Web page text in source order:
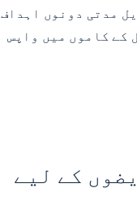
مدتی دونوں اہداف
کے کاموں میں واپس
کے لیے